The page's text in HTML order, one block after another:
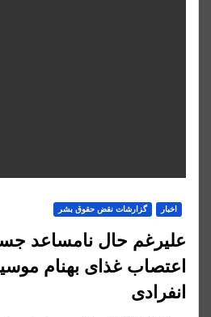
اخبار گزارشات نقض حقوق بشر
علیرغم حال نامساعد
اعتصاب غذای بهنام
انفرادی